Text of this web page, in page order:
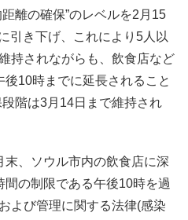
離の確保”のレベルを2月15
引き下げ、これにより5人以
持されながらも、飲食店など
10時までに延長されること
階は3月14日まで維持され
末、ソウル市内の飲食店に深
の制限である午後10時を過
よび管理に関する法律(感染